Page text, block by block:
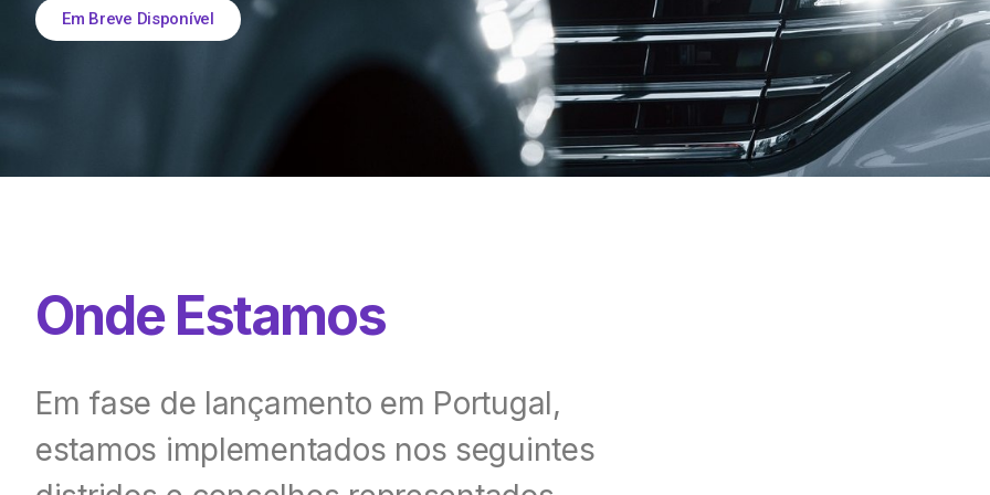
Em Breve Disponível
Onde Estamos
Em fase de lançamento em Portugal,
estamos implementados nos seguintes